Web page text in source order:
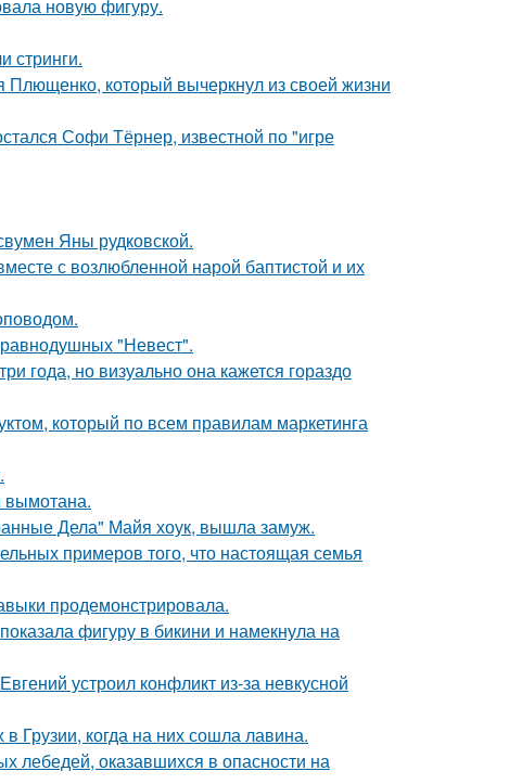
новую фигуру.
стринги.
который вычеркнул из своей жизни
Софи Тёрнер, известной по "игре
Яны рудковской.
с возлюбленной нарой баптистой и их
"Невест".
года, но визуально она кажется гораздо
который по всем правилам маркетинга
вымотана.
Дела" Майя хоук, вышла замуж.
примеров того, что настоящая семья
продемонстрировала.
фигуру в бикини и намекнула на
устроил конфликт из-за невкусной
Грузии, когда на них сошла лавина.
лебедей, оказавшихся в опасности на